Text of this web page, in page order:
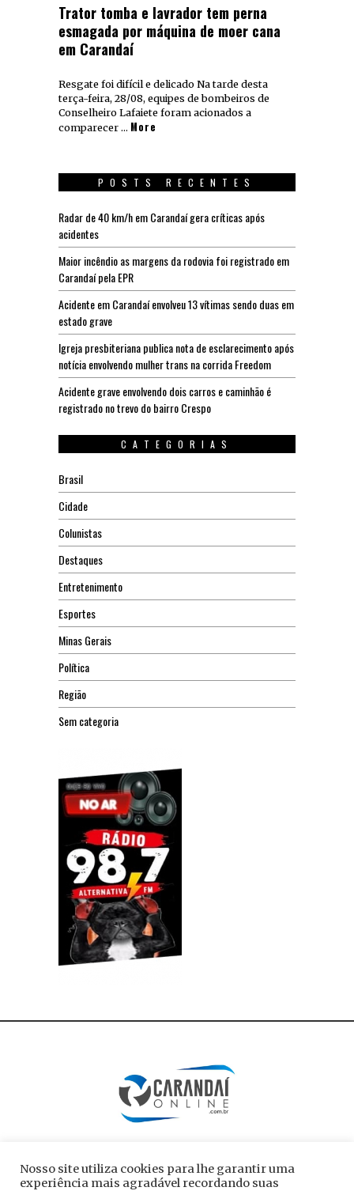
Trator tomba e lavrador tem perna
esmagada por máquina de moer cana
em Carandaí
Resgate foi difícil e delicado Na tarde desta
terça-feira, 28/08, equipes de bombeiros de
Conselheiro Lafaiete foram acionados a
comparecer … More
POSTS RECENTES
Radar de 40 km/h em Carandaí gera críticas após
acidentes
Maior incêndio as margens da rodovia foi registrado em
Carandaí pela EPR
Acidente em Carandaí envolveu 13 vítimas sendo duas em
estado grave
Igreja presbiteriana publica nota de esclarecimento após
notícia envolvendo mulher trans na corrida Freedom
Acidente grave envolvendo dois carros e caminhão é
registrado no trevo do bairro Crespo
CATEGORIAS
Brasil
Cidade
Colunistas
Destaques
Entretenimento
Esportes
Minas Gerais
Política
Região
Sem categoria
Nosso site utiliza cookies para lhe garantir uma
experiência mais agradável recordando suas